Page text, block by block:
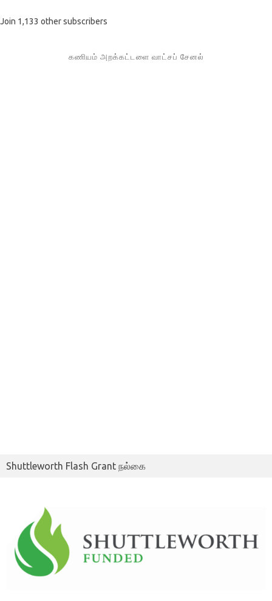
Join 1,133 other subscribers
கணியம் அறக்கட்டளை வாட்சப் சேனல்
Shuttleworth Flash Grant நல்கை